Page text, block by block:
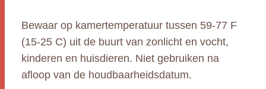
Bewaar op kamertemperatuur tussen 59-77 F
(15-25 C) uit de buurt van zonlicht en vocht,
kinderen en huisdieren. Niet gebruiken na
afloop van de houdbaarheidsdatum.